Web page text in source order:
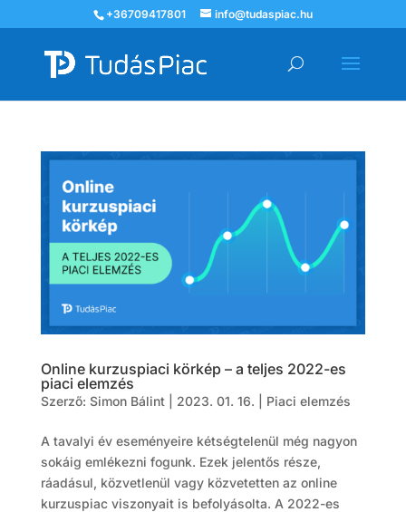
+36709417801 info@tudaspiac.hu
Online kurzuspiaci körkép – a teljes 2022-es
piaci elemzés
Szerző: Simon Bálint| 2023. 01. 16. Piaci elemzés
A tavalyi év eseményeire kétségtelenül még nagyon
sokáig emlékezni fogunk. Ezek jelentős része,
ráadásul, közvetlenül vagy közvetetten az online
kurzuspiac viszonyait is befolyásolta. A 2022-es